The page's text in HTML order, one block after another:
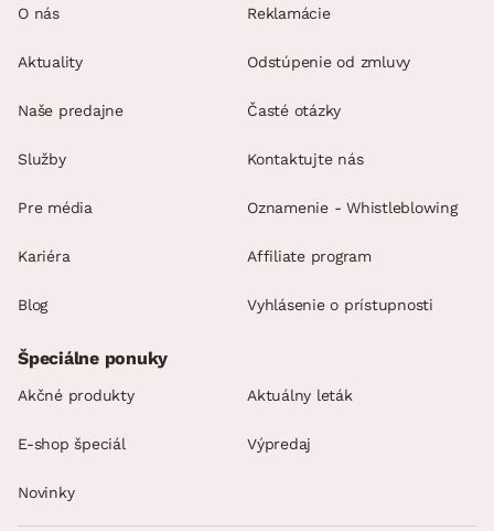
O nás
Aktuality
Naše predajne
Služby
Pre média
Kariéra
Blog
Reklamácie
Odstúpenie od zmluvy
Časté otázky
Kontaktujte nás
Oznamenie - Whistleblowing
Affiliate program
Vyhlásenie o prístupnosti
Špeciálne ponuky
Akčné produkty Aktuálny leták
E-shop špeciál Výpredaj
Novinky